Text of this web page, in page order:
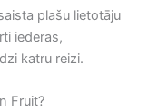
plašu lietotāju
iederas,
katru reizi.
Fruit?